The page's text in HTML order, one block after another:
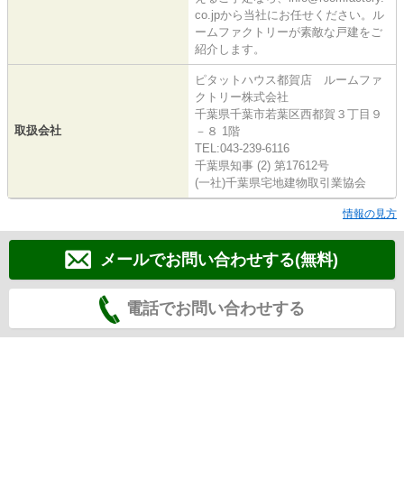
co.jpから当社にお任せください。ル
ームファクトリーが素敵な戸建をご
紹介します。
取扱会社
ピタットハウス都賀店 ルームファ
クトリー株式会社
千葉県千葉市若葉区西都賀３丁目９
－８ 1階
TEL:043-239-6116
千葉県知事 (2) 第17612号
(一社)千葉県宅地建物取引業協会
情報の見方
メールでお問い合わせする(無料)
電話でお問い合わせする